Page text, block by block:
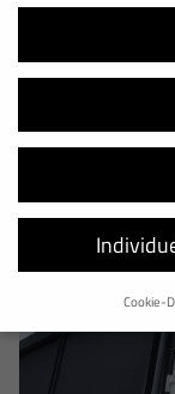
Cookie-
Wir verwenden